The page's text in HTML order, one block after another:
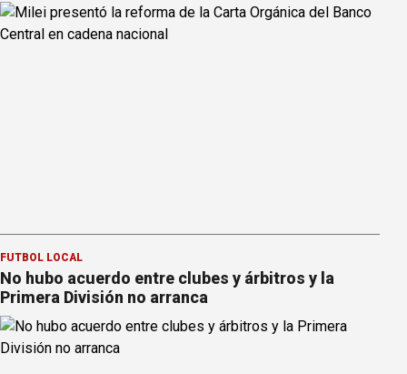
FÚTBOL LOCAL
No hubo acuerdo entre clubes y árbitros y la
Primera División no arranca